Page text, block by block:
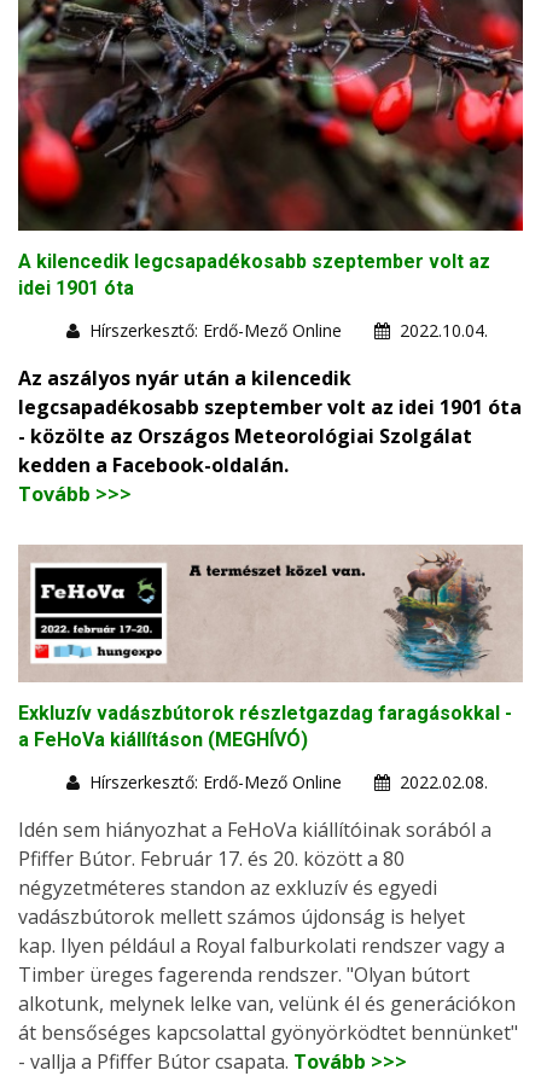
A kilencedik legcsapadékosabb szeptember volt az
idei 1901 óta
Hírszerkesztő: Erdő-Mező Online
2022.10.04.
Az aszályos nyár után a kilencedik
legcsapadékosabb szeptember volt az idei 1901 óta
- közölte az Országos Meteorológiai Szolgálat
kedden a Facebook-oldalán.
Tovább >>>
Exkluzív vadászbútorok részletgazdag faragásokkal -
a FeHoVa kiállításon (MEGHÍVÓ)
Hírszerkesztő: Erdő-Mező Online
2022.02.08.
Idén sem hiányozhat a FeHoVa kiállítóinak sorából a
Pfiffer Bútor. Február 17. és 20. között a 80
négyzetméteres standon az exkluzív és egyedi
vadászbútorok mellett számos újdonság is helyet
kap. Ilyen például a Royal falburkolati rendszer vagy a
Timber üreges fagerenda rendszer. "Olyan bútort
alkotunk, melynek lelke van, velünk él és generációkon
át bensőséges kapcsolattal gyönyörködtet bennünket"
- vallja a Pfiffer Bútor csapata. Tovább >>>